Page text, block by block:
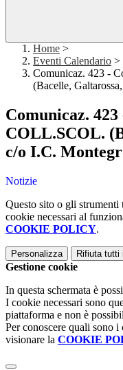
Home >
Eventi Calendario >
Comunicaz. 423 -
(Bacelle,
Comunicaz.
COLL.SCOL.
c/o I.C.
Notizie
Questo sito o gli
cookie necessari al
COOKIE POLICY.
Personalizza Rifiuta tutti
Gestione cookie
In questa schermata è
I cookie necessari sono
piattaforma e non è
Per conoscere quali sono
visionare la COOKIE